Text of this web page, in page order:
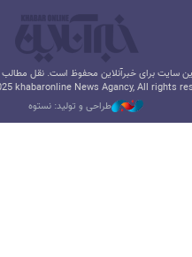
سایت برای خبرآنلاین محفوظ است. نقل مطالب
khabaronline News Agancy, All rights
طراحی و تولید: نستوه